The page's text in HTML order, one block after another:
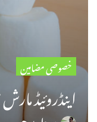
خصوصی مضامین
اینڈروئیڈ